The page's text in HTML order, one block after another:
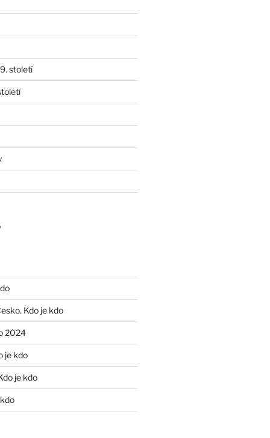
století
Kdo je kdo
2024
je kdo
je kdo